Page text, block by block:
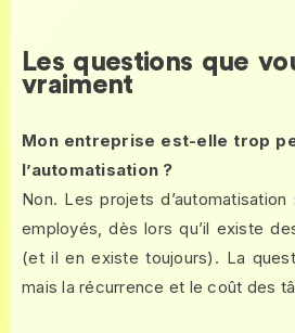
Les questions que
vraiment
Mon entreprise est-elle trop
l’automatisation ?
Non. Les projets
employés, dès lors qu’il existe
(et il en existe toujours). La
mais la récurrence et le coût des